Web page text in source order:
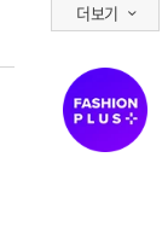
더보기